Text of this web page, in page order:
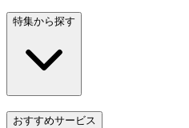
特集から探す
おすすめサービス